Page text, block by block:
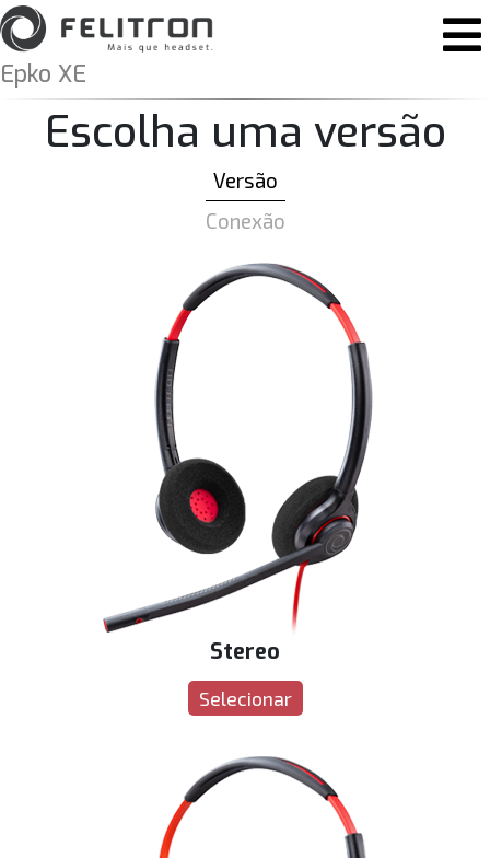
Pular para o conteúdo
Navegação principal
Epko XE
Escolha uma versão
Versão
Conexão
Stereo
Selecionar